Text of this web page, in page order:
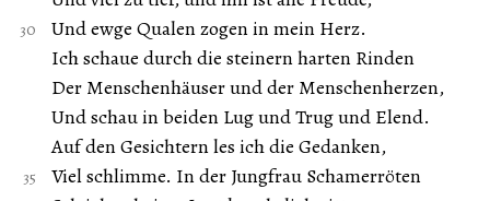
Und ewge Qualen zogen in mein Herz.
Ich schaue durch die steinern harten Rinden
Der Menschenhäuser und der Menschenherzen,
Und schau in beiden Lug und Trug und Elend.
Auf den Gesichtern les ich die Gedanken,
Viel schlimme. In der Jungfrau Schamerröten